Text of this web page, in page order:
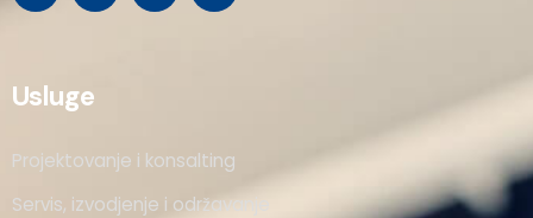
Usluge
Projektovanje i konsalting
Servis, izvodjenje i održavanje